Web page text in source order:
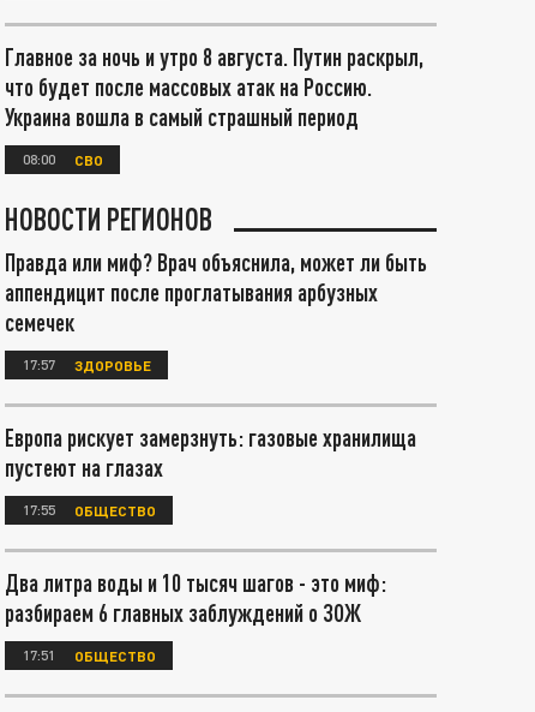
Главное за ночь и утро 8 августа. Путин раскрыл,
что будет после массовых атак на Россию.
Украина вошла в самый страшный период
08:00 СВО
НОВОСТИ РЕГИОНОВ
Правда или миф? Врач объяснила, может ли быть
аппендицит после проглатывания арбузных
семечек
17:57 ЗДОРОВЬЕ
Европа рискует замерзнуть: газовые хранилища
пустеют на глазах
17:55 ОБЩЕСТВО
Два литра воды и 10 тысяч шагов - это миф:
разбираем 6 главных заблуждений о ЗОЖ
17:51 ОБЩЕСТВО